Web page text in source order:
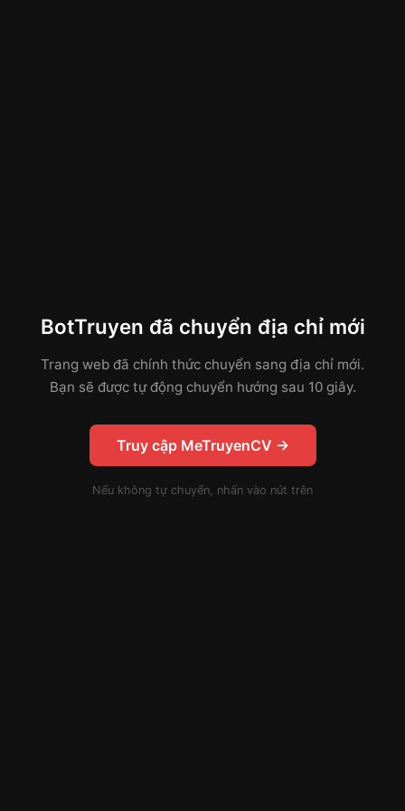
BotTruyen đã chuyển địa chỉ mới
Trang web đã chính thức chuyển sang địa chỉ mới.
Bạn sẽ được tự động chuyển hướng sau 10 giây.
Truy cập MeTruyenCV →
Nếu không tự chuyển, nhấn vào nút trên